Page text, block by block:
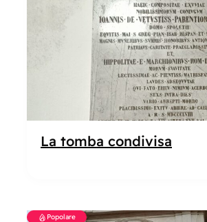
La tomba condivisa
Popolare